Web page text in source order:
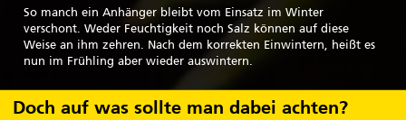
So manch ein Anhänger bleibt vom Einsatz im Winter
verschont. Weder Feuchtigkeit noch Salz können auf diese
Weise an ihm zehren. Nach dem korrekten Einwintern, heißt es
nun im Frühling aber wieder auswintern.
Doch auf was sollte man dabei achten?